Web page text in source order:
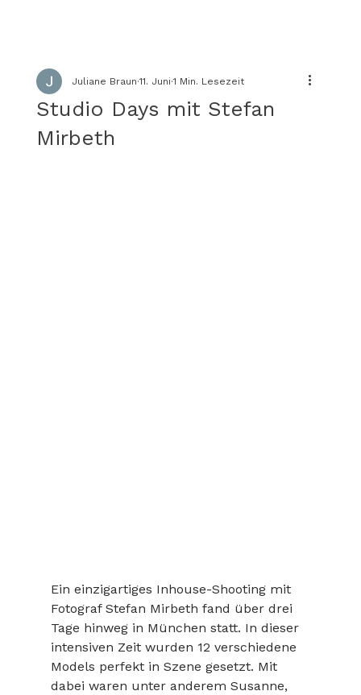
Studio Days mit Stefan
Mirbeth
Juliane Braun 11. Juni 1 Min. Lesezeit
Ein einzigartiges Inhouse-Shooting mit
Fotograf Stefan Mirbeth fand über drei
Tage hinweg in München statt. In dieser
intensiven Zeit wurden 12 verschiedene
Models perfekt in Szene gesetzt. Mit
dabei waren unter anderem Susanne,